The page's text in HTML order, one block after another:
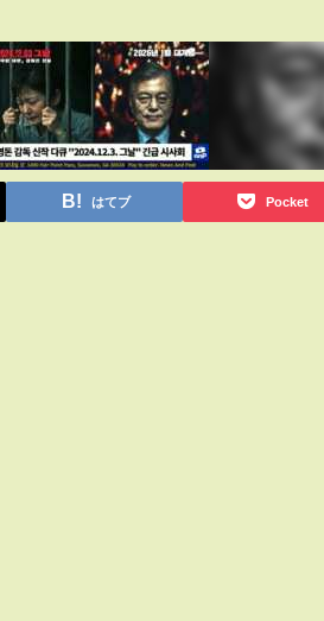
はてブ Pocket